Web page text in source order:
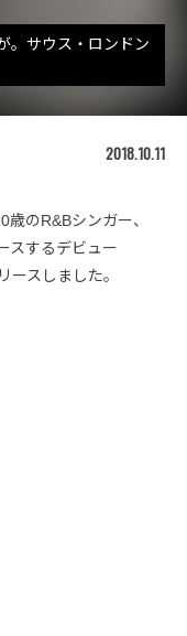
。サウス・ロンドン
2018.10.11
のR&Bシンガー、
スするデビュー
ースしました。